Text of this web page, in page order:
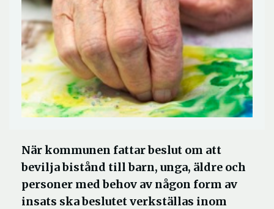
När kommunen fattar beslut om att
bevilja bistånd till barn, unga, äldre och
personer med behov av någon form av
insats ska beslutet verkställas inom